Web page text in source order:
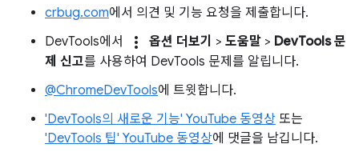
crbug.com에서 의견 및 기능 요청을 제출합니다.
DevTools에서
more_vert 옵션 더보기 > 도움말 > DevTools 문
제 신고를 사용하여 DevTools 문제를 알립니다.
@ChromeDevTools에 트윗합니다.
'DevTools의 새로운 기능' YouTube 동영상 또는
'DevTools 팁' YouTube 동영상에 댓글을 남깁니다.